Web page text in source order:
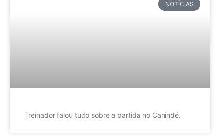
NOTÍCIAS
Treinador falou tudo sobre a partida no Canindé.